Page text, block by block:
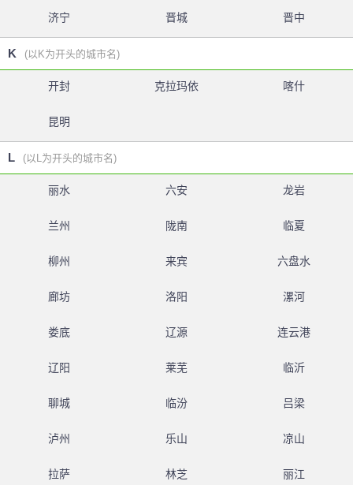
济宁 晋城 晋中
K (以K为开头的城市名)
开封 克拉玛依 喀什
昆明
L (以L为开头的城市名)
丽水 六安 龙岩
兰州 陇南 临夏
柳州 来宾 六盘水
廊坊 洛阳 漯河
娄底 辽源 连云港
辽阳 莱芜 临沂
聊城 临汾 吕梁
泸州 乐山 凉山
拉萨 林芝 丽江